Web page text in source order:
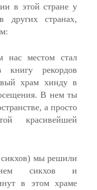
в этой стране у
странах,
местом стал
рекордов
храм хинду в
В нем ты
а просто
красивейшей
мы решили
сикхов и
в этом храме